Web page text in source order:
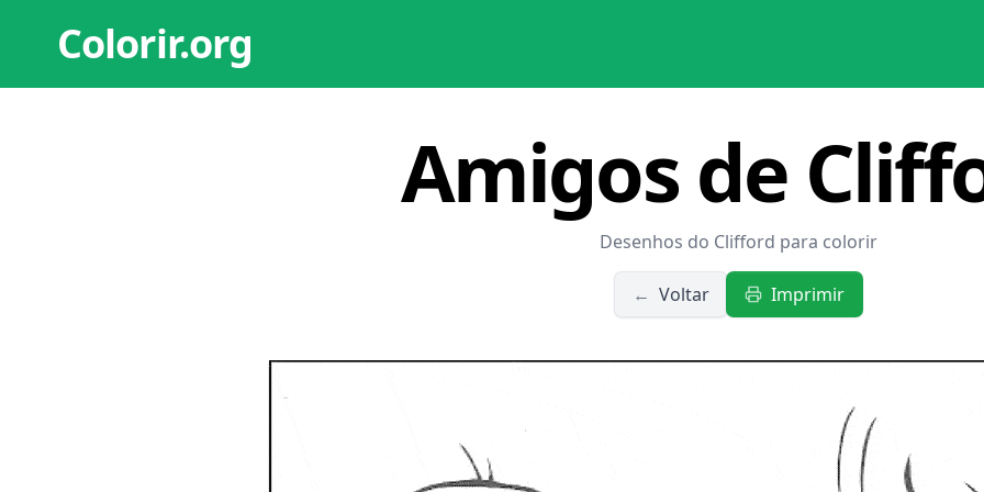
Colorir.org
Amigos de
Desenhos do Clifford para colorir
← Voltar Imprimir